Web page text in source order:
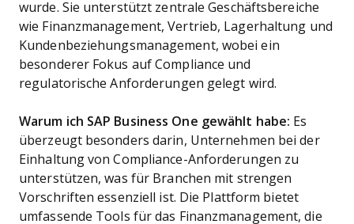
wurde. Sie unterstützt zentrale Geschäftsbereiche
wie Finanzmanagement, Vertrieb, Lagerhaltung und
Kundenbeziehungsmanagement, wobei ein
besonderer Fokus auf Compliance und
regulatorische Anforderungen gelegt wird.
Warum ich SAP Business One gewählt habe: Es
überzeugt besonders darin, Unternehmen bei der
Einhaltung von Compliance-Anforderungen zu
unterstützen, was für Branchen mit strengen
Vorschriften essenziell ist. Die Plattform bietet
umfassende Tools für das Finanzmanagement, die